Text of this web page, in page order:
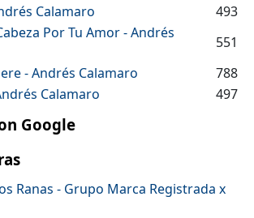
Calamaro
493
Por Tu Amor - Andrés
551
- Andrés Calamaro
788
Calamaro
497
Google